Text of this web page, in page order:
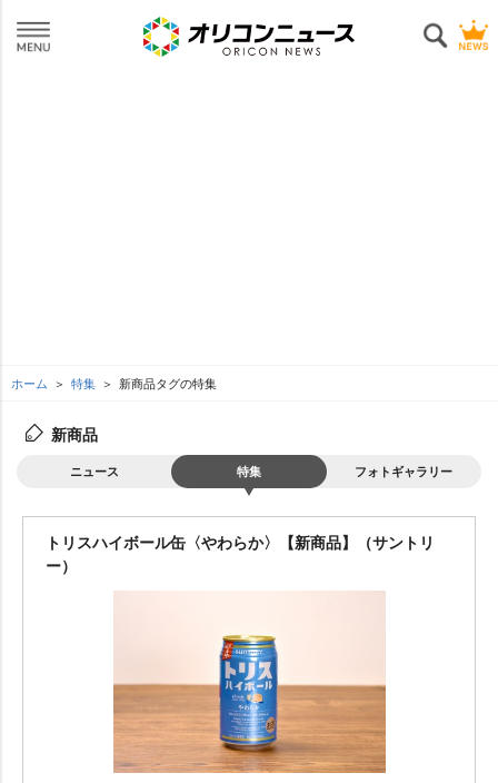
ホーム 特集 新商品タグの特集
新商品
ニュース 特集 フォトギャラリー
トリスハイボール缶〈やわらか〉【新商品】（サントリ
ー）